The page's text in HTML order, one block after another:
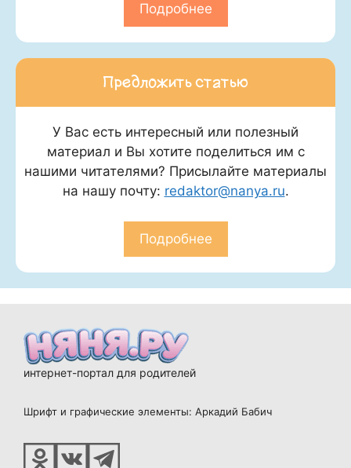
Подробнее
Предложить статью
У Вас есть интересный или полезный
материал и Вы хотите поделиться им с
нашими читателями? Присылайте материалы
на нашу почту: redaktor@nanya.ru.
Подробнее
интернет-портал для родителей
Шрифт и графические элементы: Аркадий Бабич